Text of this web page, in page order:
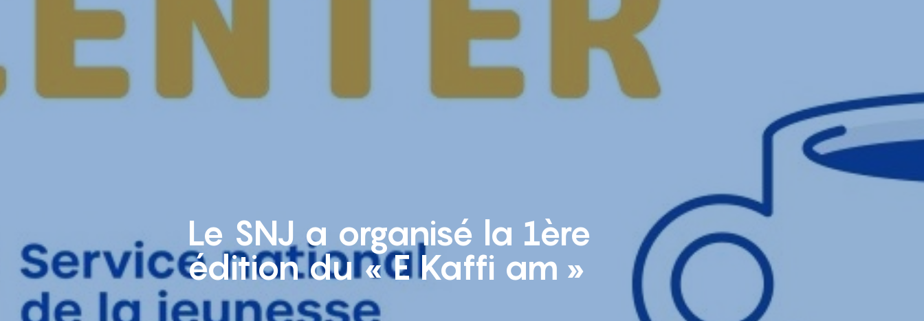
Le SNJ a organisé la 1ère
édition du « E Kaffi am »